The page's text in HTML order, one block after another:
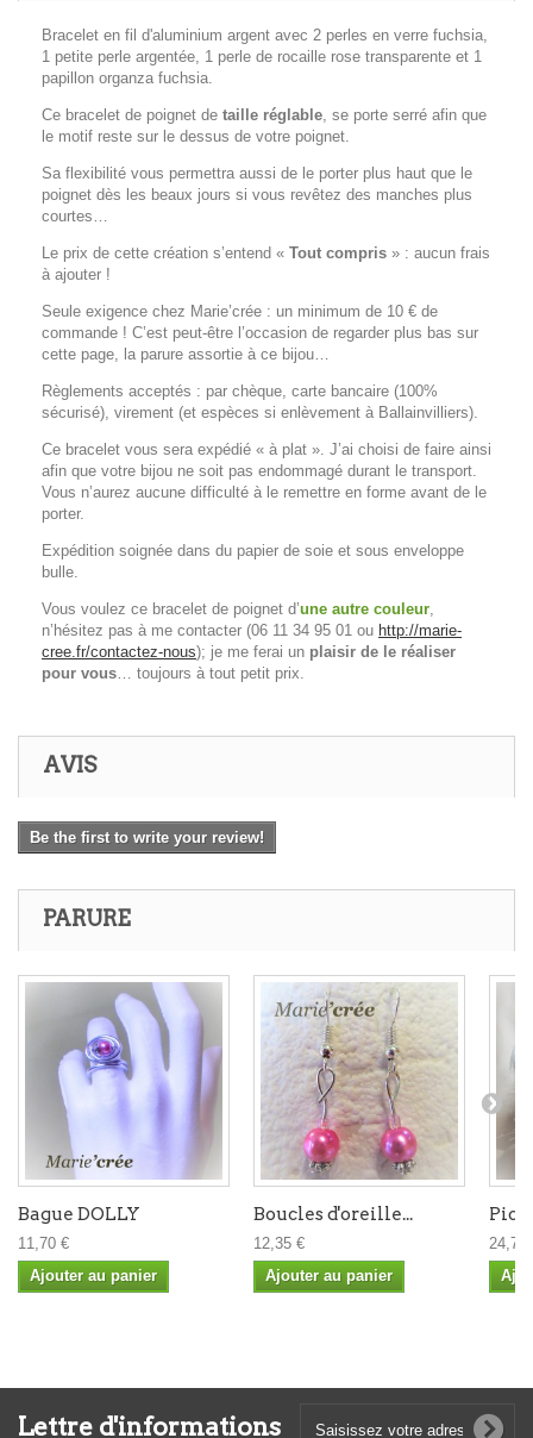
Bracelet en fil d'aluminium argent avec 2 perles en verre fuchsia,
1 petite perle argentée, 1 perle de rocaille rose transparente et 1
papillon organza fuchsia.
Ce bracelet de poignet de taille réglable, se porte serré afin que
le motif reste sur le dessus de votre poignet.
Sa flexibilité vous permettra aussi de le porter plus haut que le
poignet dès les beaux jours si vous revêtez des manches plus
courtes…
Le prix de cette création s’entend « Tout compris » : aucun frais
à ajouter !
Seule exigence chez Marie’crée : un minimum de 10 € de
commande ! C’est peut-être l’occasion de regarder plus bas sur
cette page, la parure assortie à ce bijou…
Règlements acceptés : par chèque, carte bancaire (100%
sécurisé), virement (et espèces si enlèvement à Ballainvilliers).
Ce bracelet vous sera expédié « à plat ». J’ai choisi de faire ainsi
afin que votre bijou ne soit pas endommagé durant le transport.
Vous n’aurez aucune difficulté à le remettre en forme avant de le
porter.
Expédition soignée dans du papier de soie et sous enveloppe
bulle.
Vous voulez ce bracelet de poignet d’une autre couleur,
n’hésitez pas à me contacter (06 11 34 95 01 ou http://marie-
cree.fr/contactez-nous); je me ferai un plaisir de le réaliser
pour vous… toujours à tout petit prix.
AVIS
Be the first to write your review!
PARURE
Bague DOLLY
11,70 €
Ajouter au panier
Boucles d'oreille...
12,35 €
Ajouter au panier
Pic
24,70
Lettre d'informations